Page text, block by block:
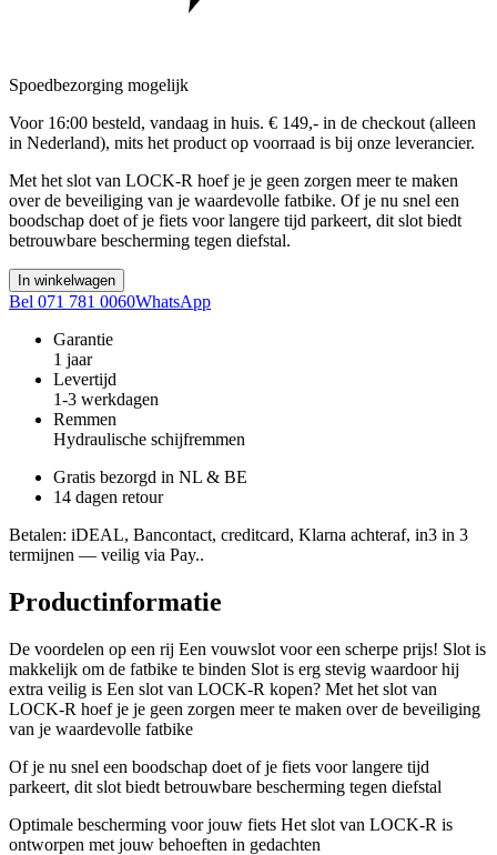
Spoedbezorging mogelijk
Voor 16:00 besteld, vandaag in huis. € 149,- in de checkout (alleen
in Nederland), mits het product op voorraad is bij onze leverancier.
Met het slot van LOCK-R hoef je je geen zorgen meer te maken
over de beveiliging van je waardevolle fatbike. Of je nu snel een
boodschap doet of je fiets voor langere tijd parkeert, dit slot biedt
betrouwbare bescherming tegen diefstal.
In winkelwagen
Bel 071 781 0060WhatsApp
Garantie
1 jaar
Levertijd
1-3 werkdagen
Remmen
Hydraulische schijfremmen
Gratis bezorgd in NL & BE
14 dagen retour
Betalen: iDEAL, Bancontact, creditcard, Klarna achteraf, in3 in 3
termijnen — veilig via Pay..
Productinformatie
De voordelen op een rij Een vouwslot voor een scherpe prijs! Slot is
makkelijk om de fatbike te binden Slot is erg stevig waardoor hij
extra veilig is Een slot van LOCK-R kopen? Met het slot van
LOCK-R hoef je je geen zorgen meer te maken over de beveiliging
van je waardevolle fatbike
Of je nu snel een boodschap doet of je fiets voor langere tijd
parkeert, dit slot biedt betrouwbare bescherming tegen diefstal
Optimale bescherming voor jouw fiets Het slot van LOCK-R is
ontworpen met jouw behoeften in gedachten